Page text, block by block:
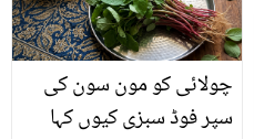
چولائی کو مون سون کی
سپر فوڈ سبزی کیوں کہا